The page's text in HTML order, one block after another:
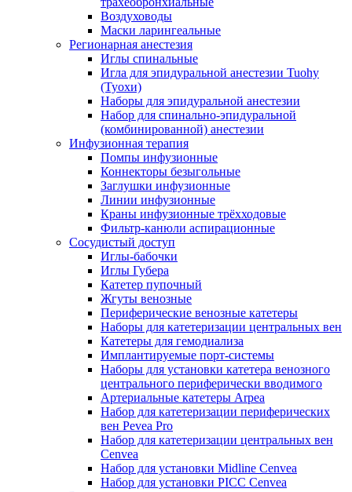
Воздуховоды
Маски ларингеальные
Регионарная анестезия
Иглы спинальные
Игла для эпидуральной анестезии Tuohy
(Туохи)
Наборы для эпидуральной анестезии
Набор для спинально-эпидуральной
(комбинированной) анестезии
Инфузионная терапия
Помпы инфузионные
Коннекторы безыгольные
Заглушки инфузионные
Линии инфузионные
Краны инфузионные трёхходовые
Фильтр-канюли аспирационные
Сосудистый доступ
Иглы-бабочки
Иглы Губера
Катетер пупочный
Жгуты венозные
Периферические венозные катетеры
Наборы для катетеризации центральных вен
Катетеры для гемодиализа
Имплантируемые порт‑системы
Наборы для установки катетера венозного
центрального периферически вводимого
Артериальные катетеры Arpea
Набор для катетеризации периферических
вен Pevea Pro
Набор для катетеризации центральных вен
Cenvea
Набор для установки Midline Cenvea
Набор для установки PICC Cenvea